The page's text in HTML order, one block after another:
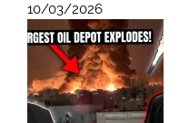
10/03/2026